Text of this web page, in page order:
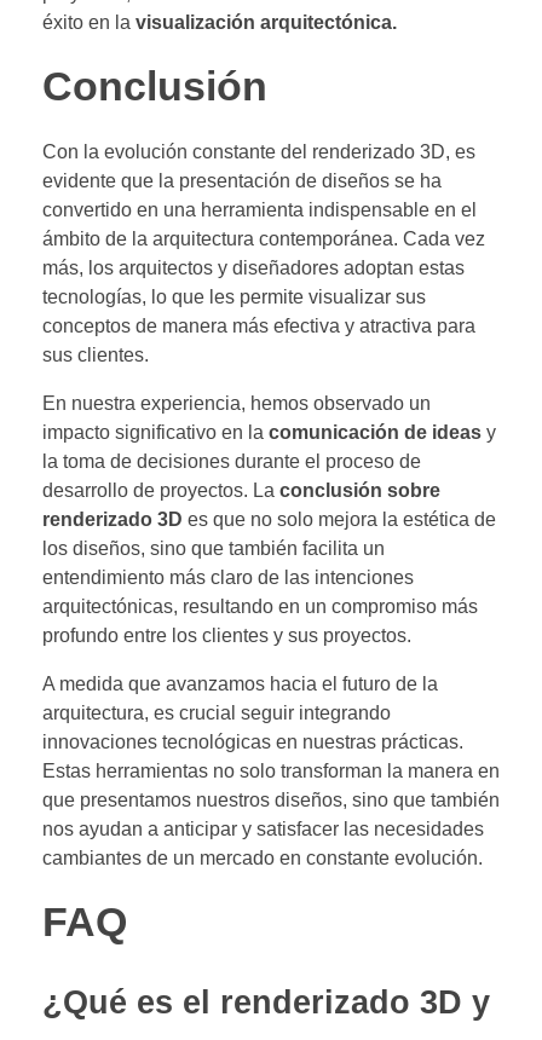
éxito en la visualización arquitectónica.
Conclusión
Con la evolución constante del renderizado 3D, es
evidente que la presentación de diseños se ha
convertido en una herramienta indispensable en el
ámbito de la arquitectura contemporánea. Cada vez
más, los arquitectos y diseñadores adoptan estas
tecnologías, lo que les permite visualizar sus
conceptos de manera más efectiva y atractiva para
sus clientes.
En nuestra experiencia, hemos observado un
impacto significativo en la comunicación de ideas y
la toma de decisiones durante el proceso de
desarrollo de proyectos. La conclusión sobre
renderizado 3D es que no solo mejora la estética de
los diseños, sino que también facilita un
entendimiento más claro de las intenciones
arquitectónicas, resultando en un compromiso más
profundo entre los clientes y sus proyectos.
A medida que avanzamos hacia el futuro de la
arquitectura, es crucial seguir integrando
innovaciones tecnológicas en nuestras prácticas.
Estas herramientas no solo transforman la manera en
que presentamos nuestros diseños, sino que también
nos ayudan a anticipar y satisfacer las necesidades
cambiantes de un mercado en constante evolución.
FAQ
¿Qué es el renderizado 3D y